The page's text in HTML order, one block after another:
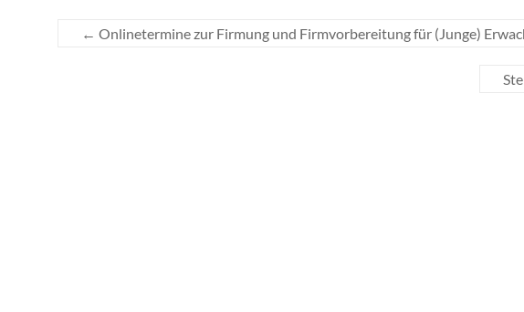
← Onlinetermine zur Firmung und Firmvorbereitung für (Junge)